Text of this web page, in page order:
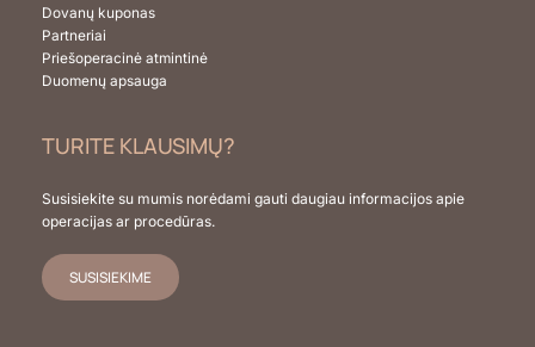
Dovanų kuponas
Partneriai
Priešoperacinė atmintinė
Duomenų apsauga
TURITE KLAUSIMŲ?
Susisiekite su mumis norėdami gauti daugiau informacijos apie
operacijas ar procedūras.
SUSISIEKIME